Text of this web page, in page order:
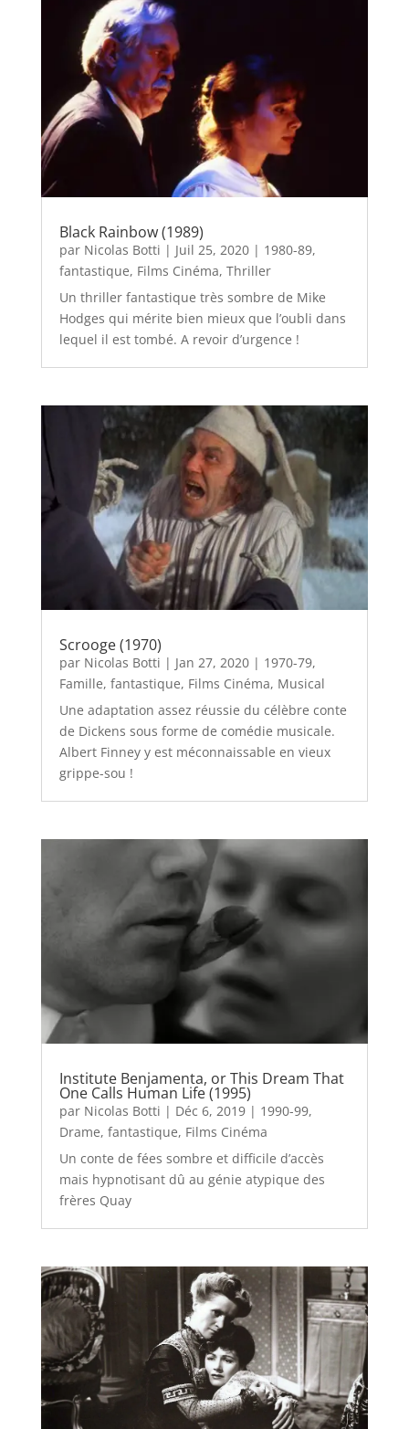
Black Rainbow (1989)
par Nicolas Botti | Juil 25, 2020| 1980-89,
fantastique, Films Cinéma, Thriller
Un thriller fantastique très sombre de Mike
Hodges qui mérite bien mieux que l’oubli dans
lequel il est tombé. A revoir d’urgence !
Scrooge (1970)
par Nicolas Botti | Jan 27, 2020| 1970-79,
Famille, fantastique, Films Cinéma, Musical
Une adaptation assez réussie du célèbre conte
de Dickens sous forme de comédie musicale.
Albert Finney y est méconnaissable en vieux
grippe-sou !
Institute Benjamenta, or This Dream That
One Calls Human Life (1995)
par Nicolas Botti | Déc 6, 2019| 1990-99,
Drame, fantastique, Films Cinéma
Un conte de fées sombre et difficile d’accès
mais hypnotisant dû au génie atypique des
frères Quay